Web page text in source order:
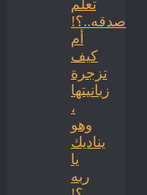
تعلم
صدقه..؟!
أم
كيف
تزجرة
زبانيتها
،
وهو
يناديك
يا
ربه